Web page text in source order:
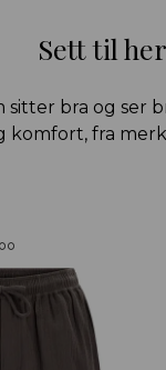
Sett til
bra og
fra